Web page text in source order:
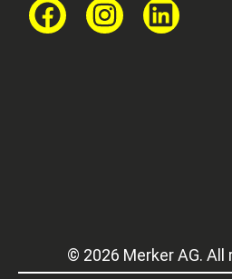
© 2026 Merker AG. All